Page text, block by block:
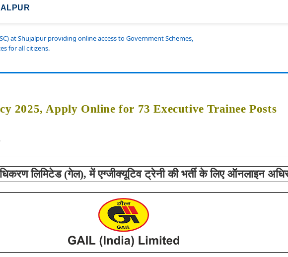
at Shujalpur providing online access to Government Schemes,
for all citizens.
2025, Apply Online for 73 Executive Trainee Posts
लिमिटेड (गेल), मेंएग्जीक्यूटिव ट्रेनी की भर्ती के लिए ऑनलाइन